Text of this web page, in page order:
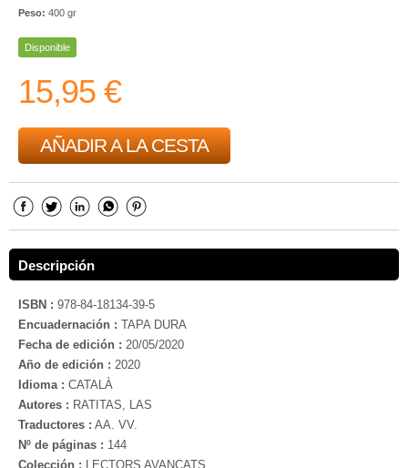
Peso: 400 gr
Disponible
15,95 €
AÑADIR A LA CESTA
Descripción
ISBN : 978-84-18134-39-5
Encuadernación : TAPA DURA
Fecha de edición : 20/05/2020
Año de edición : 2020
Idioma : CATALÀ
Autores : RATITAS, LAS
Traductores : AA. VV.
Nº de páginas : 144
Colección : LECTORS AVANÇATS